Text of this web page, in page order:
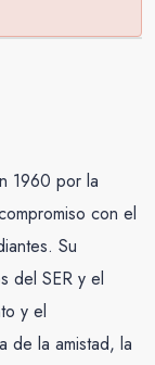
1960 por la
con el
Su
del SER y el
y el
de la amistad, la